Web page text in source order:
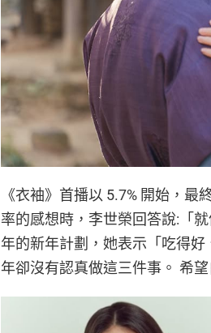
《衣袖》首播以 5.7% 開始，最
率的感想時，李世榮回答說:「
年的新年計劃，她表示「吃得
年卻沒有認真做這三件事。 希